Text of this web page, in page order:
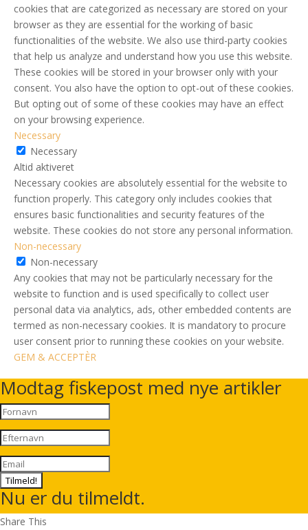
cookies that are categorized as necessary are stored on your
browser as they are essential for the working of basic
functionalities of the website. We also use third-party cookies
that help us analyze and understand how you use this website.
These cookies will be stored in your browser only with your
consent. You also have the option to opt-out of these cookies.
But opting out of some of these cookies may have an effect
on your browsing experience.
Necessary
Necessary
Altid aktiveret
Necessary cookies are absolutely essential for the website to
function properly. This category only includes cookies that
ensures basic functionalities and security features of the
website. These cookies do not store any personal information.
Non-necessary
Non-necessary
Any cookies that may not be particularly necessary for the
website to function and is used specifically to collect user
personal data via analytics, ads, other embedded contents are
termed as non-necessary cookies. It is mandatory to procure
user consent prior to running these cookies on your website.
GEM & ACCEPTÈR
Modtag fiskepost med nye artikler
Tilmeld!
Nu er du tilmeldt.
Share This